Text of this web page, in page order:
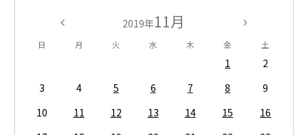
2019年11月
日 月 火 水 木 金 土
1
2
3
4 5 6 7 8
9
10
11 12 13 14 15
16